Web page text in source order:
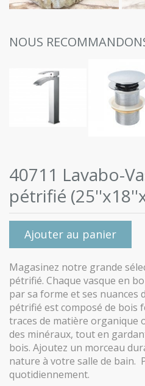
NOUS
40711 Lavabo-
pétrifié
Ajouter au panier
Magasinez notre grande
pétrifié. Chaque vasque en
par sa forme et ses nuances
pétrifié est composé de bois
traces de matière organique
des minéraux, tout en
bois. Ajoutez un morceau
nature à votre salle de bain.
quotidiennement.